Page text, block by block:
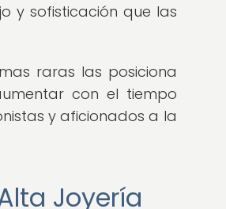
y sofisticación que las
raras las posiciona
con el tiempo
y aficionados a la
Joyería